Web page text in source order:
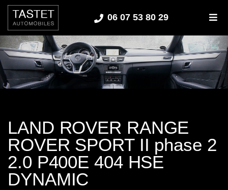
06 07 53 80 29
LAND ROVER RANGE
ROVER SPORT II phase 2
2.0 P400E 404 HSE
DYNAMIC